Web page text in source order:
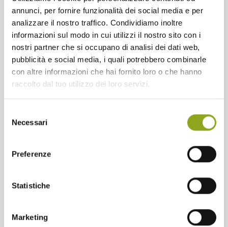
annunci, per fornire funzionalità dei social media e per
analizzare il nostro traffico. Condividiamo inoltre
informazioni sul modo in cui utilizzi il nostro sito con i
nostri partner che si occupano di analisi dei dati web,
pubblicità e social media, i quali potrebbero combinarle
con altre informazioni che hai fornito loro o che hanno
raccolto dal tuo utilizzo dei loro servizi.
delNecessari
Preferenze
Statistiche
Marketing
27/10/2022
Proud to live here!
insieme a Cascina Merlata SPAZIOVIVO.
Continua a leggere